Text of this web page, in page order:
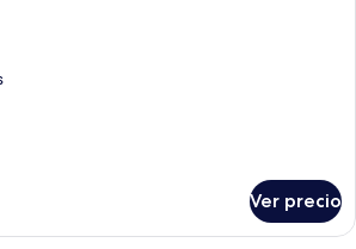
Ver precio